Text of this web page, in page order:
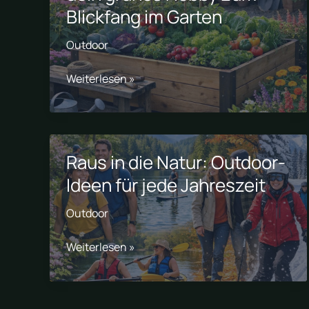
Blickfang im Garten
Outdoor
Gärtnern
mit
Pfiff:
So
wird
dein
grünes
Hobby
zum
Blickfang
im
Garten
Weiterlesen »
Raus in die Natur: Outdoor-
Ideen für jede Jahreszeit
Outdoor
Raus
in
die
Weiterlesen »